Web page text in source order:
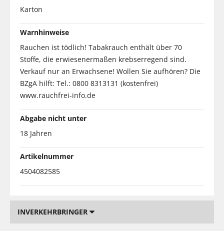
Karton
Warnhinweise
Rauchen ist tödlich! Tabakrauch enthält über 70
Stoffe, die erwiesenermaßen krebserregend sind.
Verkauf nur an Erwachsene! Wollen Sie aufhören? Die
BZgA hilft: Tel.: 0800 8313131 (kostenfrei)
www.rauchfrei-info.de
Abgabe nicht unter
18 Jahren
Artikelnummer
4504082585
INVERKEHRBRINGER